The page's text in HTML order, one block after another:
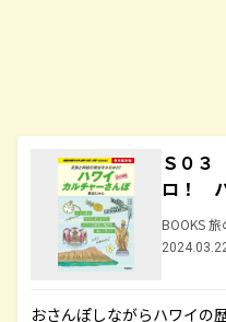
Ｓ０３
ロ！
BOOKS
おさんぽしながらハワイの